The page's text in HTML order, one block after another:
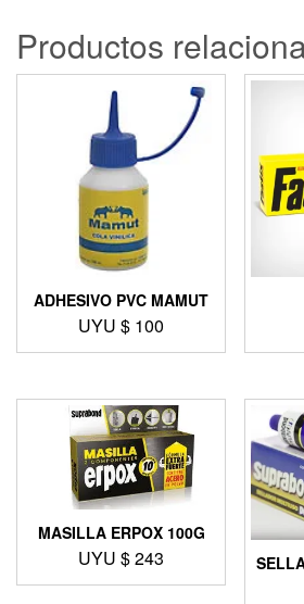
Productos
ADHESIVO PVC MAMUT
UYU $ 100
MASILLA ERPOX 100G
UYU $243